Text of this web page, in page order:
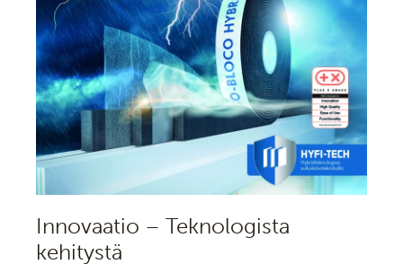
Innovaatio – Teknologista
kehitystä